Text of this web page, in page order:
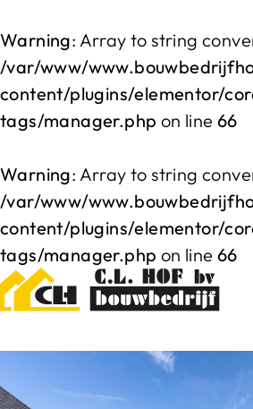
Warning: Array to string
/var/www/
content/plugins/elementor/
tags/manager.php on line66
Warning: Array to string
/var/www/
content/plugins/elementor/
tags/manager.php on line66